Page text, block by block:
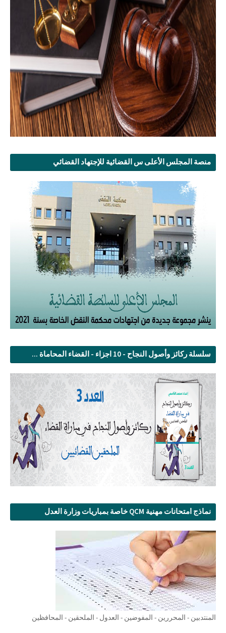
منصة المجلس الأعلى س القضائية للإجتهاد القضائي
سلسلة ركائز وأصول النجاح - 10 اجزاء - القضاء المحاماة ...
نماذج امتحانات مهنية QCM خاصة بمباريات وزارة العدل
المنتدبين - المحررين - المفوضين - العدول - الملحقين - المحافظين